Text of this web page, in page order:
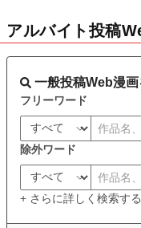
アルバイト投稿
一般投稿Web漫
フリーワード
除外ワード
+ さらに詳しく検索する